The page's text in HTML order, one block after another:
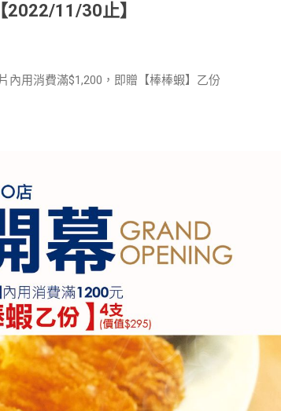
11/30止】
內用消費滿$1,200，即贈【棒棒蝦】乙份